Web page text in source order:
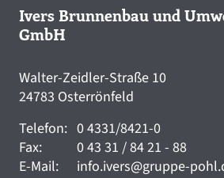
Ivers Brunnenbau und
GmbH
Walter-Zeidler-Straße 10
24783 Osterrönfeld
Telefon: 0 4331/8421-0
Fax:
0 43 31 / 84 21 - 88
E-Mail:
info.ivers@gruppe-